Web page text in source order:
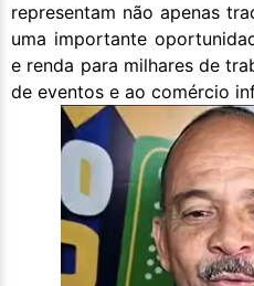
representam não apenas
uma importante
e renda para milhares de
de eventos e ao comércio